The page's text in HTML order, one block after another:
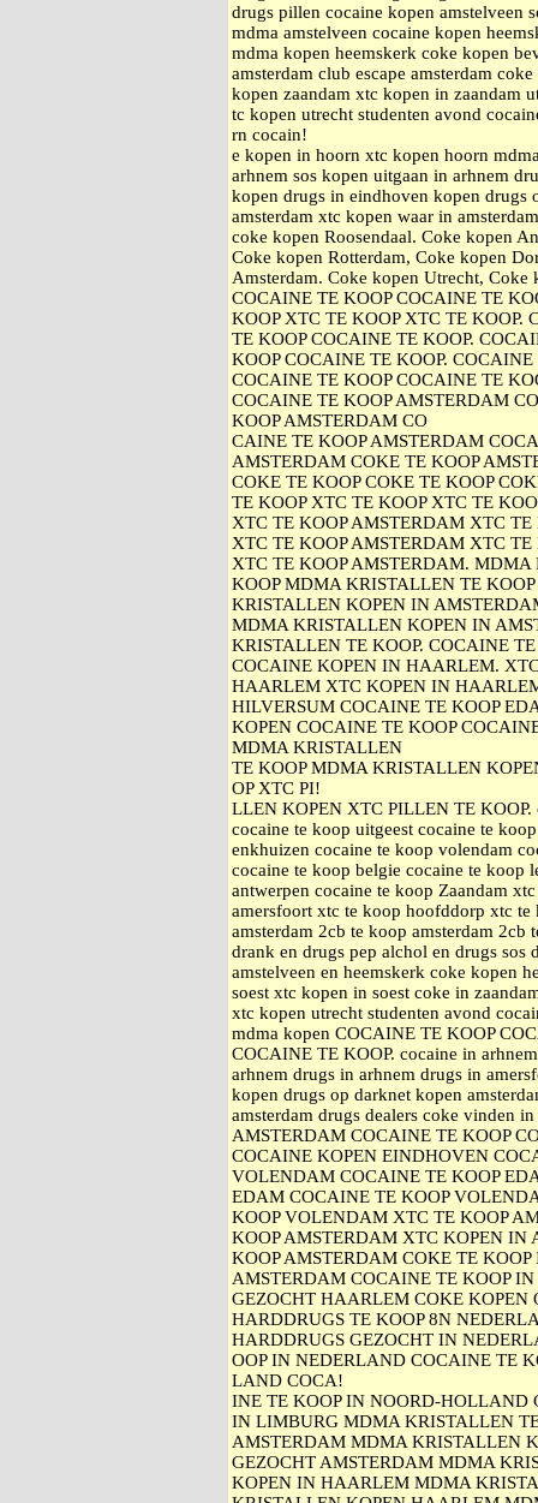
drugs pillen cocaine kopen amstelveen
mdma amstelveen cocaine kopen
mdma kopen heemskerk coke kopen
amsterdam club escape amsterdam
kopen zaandam xtc kopen in zaandam
tc kopen utrecht studenten avond
rn cocain!
e kopen in hoorn xtc kopen hoorn
arhnem sos kopen uitgaan in arhnem
kopen drugs in eindhoven kopen drugs
amsterdam xtc kopen waar in
coke kopen Roosendaal. Coke kopen
Coke kopen Rotterdam, Coke kopen
Amsterdam. Coke kopen Utrecht,
COCAINE TE KOOP COCAINE TE
KOOP XTC TE KOOP XTC TE KOOP.
TE KOOP COCAINE TE KOOP.
KOOP COCAINE TE KOOP.
COCAINE TE KOOP COCAINE TE
COCAINE TE KOOP AMSTERDAM
KOOP AMSTERDAM CO
CAINE TE KOOP AMSTERDAM
AMSTERDAM COKE TE KOOP
COKE TE KOOP COKE TE KOOP
TE KOOP XTC TE KOOP XTC TE
XTC TE KOOP AMSTERDAM XTC
XTC TE KOOP AMSTERDAM XTC
XTC TE KOOP AMSTERDAM.
KOOP MDMA KRISTALLEN TE
KRISTALLEN KOPEN IN
MDMA KRISTALLEN KOPEN IN
KRISTALLEN TE KOOP. COCAINE
COCAINE KOPEN IN HAARLEM.
HAARLEM XTC KOPEN IN
HILVERSUM COCAINE TE KOOP
KOPEN COCAINE TE KOOP
MDMA KRISTALLEN
TE KOOP MDMA KRISTALLEN
OP XTC PI!
LLEN KOPEN XTC PILLEN TE KOOP.
cocaine te koop uitgeest cocaine te
enkhuizen cocaine te koop volendam
cocaine te koop belgie cocaine te koop
antwerpen cocaine te koop Zaandam
amersfoort xtc te koop hoofddorp xtc te
amsterdam 2cb te koop amsterdam 2cb
drank en drugs pep alchol en drugs sos
amstelveen en heemskerk coke kopen
soest xtc kopen in soest coke in
xtc kopen utrecht studenten avond
mdma kopen COCAINE TE KOOP
COCAINE TE KOOP. cocaine in
arhnem drugs in arhnem drugs in
kopen drugs op darknet kopen
amsterdam drugs dealers coke vinden
AMSTERDAM COCAINE TE KOOP
COCAINE KOPEN EINDHOVEN
VOLENDAM COCAINE TE KOOP
EDAM COCAINE TE KOOP
KOOP VOLENDAM XTC TE KOOP
KOOP AMSTERDAM XTC KOPEN
KOOP AMSTERDAM COKE TE
AMSTERDAM COCAINE TE KOOP
GEZOCHT HAARLEM COKE
HARDDRUGS TE KOOP 8N
HARDDRUGS GEZOCHT IN
OOP IN NEDERLAND COCAINE TE
LAND COCA!
INE TE KOOP IN NOORD-HOLLAND
IN LIMBURG MDMA KRISTALLEN
AMSTERDAM MDMA KRISTALLEN
GEZOCHT AMSTERDAM MDMA
KOPEN IN HAARLEM MDMA